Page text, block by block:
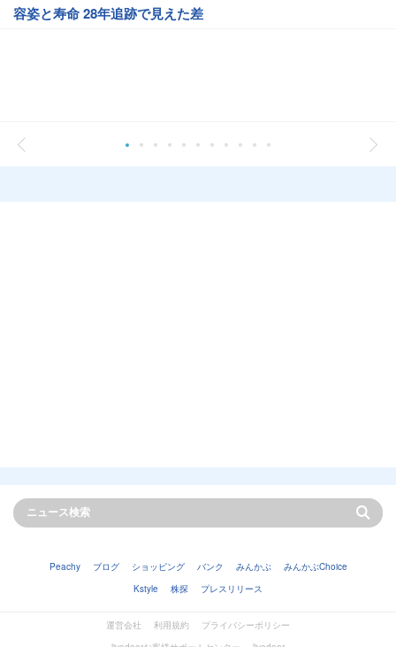
容姿と寿命 28年追跡で見えた差
Peachy ブログ ショッピング バンク みんかぶ
みんかぶChoice
Kstyle
株探 プレスリリース
運営会社 利用規約
プライバシーポリシー